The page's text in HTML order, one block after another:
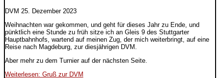
DVM 25. Dezember 2023
Weihnachten war gekommen, und geht für dieses Jahr zu Ende, und
pünktlich eine Stunde zu früh sitze ich an Gleis 9 des Stuttgarter
Hauptbahnhofs, wartend auf meinen Zug, der mich weiterbringt, auf eine
Reise nach Magdeburg, zur diesjährigen DVM.
Aber mehr zu dem Turnier auf der nächsten Seite.
Weiterlesen: Gruß zur DVM